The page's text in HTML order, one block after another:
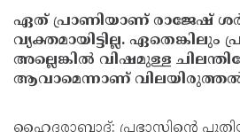
ഏത് പ്രാണിയാണ് രാജേഷ്
വ്യക്തമായിട്ടില്ല. ഏതെങ്കിലും
അല്ലെങ്കില്‍ വിഷമുള്ള
ആവാമെന്നാണ്
ഹൈദരാബാദ്: പ്രഭാസിൻ്റെ